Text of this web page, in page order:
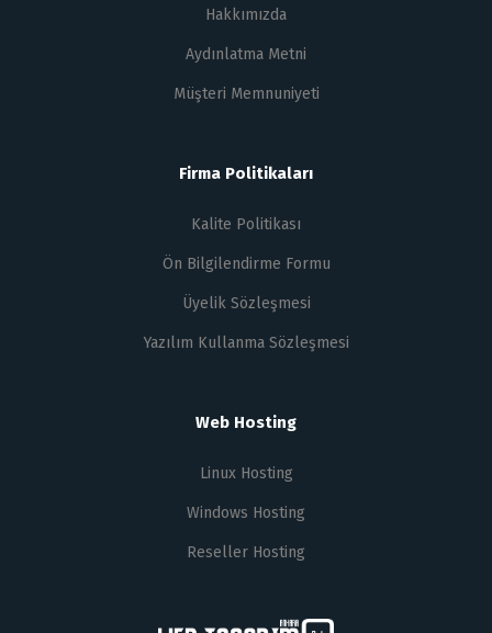
Hakkımızda
Aydınlatma Metni
Müşteri Memnuniyeti
Firma Politikaları
Kalite Politikası
Ön Bilgilendirme Formu
Üyelik Sözleşmesi
Yazılım Kullanma Sözleşmesi
Web Hosting
Linux Hosting
Windows Hosting
Reseller Hosting